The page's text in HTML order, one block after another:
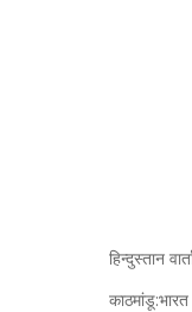
हिन्दुस्तान